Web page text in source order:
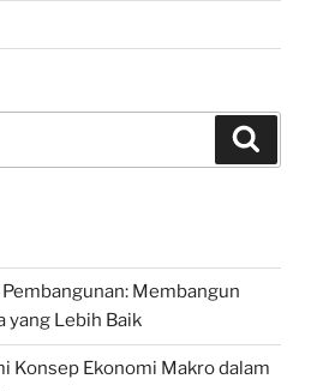
Membangun
yang Lebih Baik
Konsep Ekonomi Makro dalam